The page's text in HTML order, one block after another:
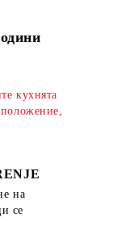
кухнята
на
се